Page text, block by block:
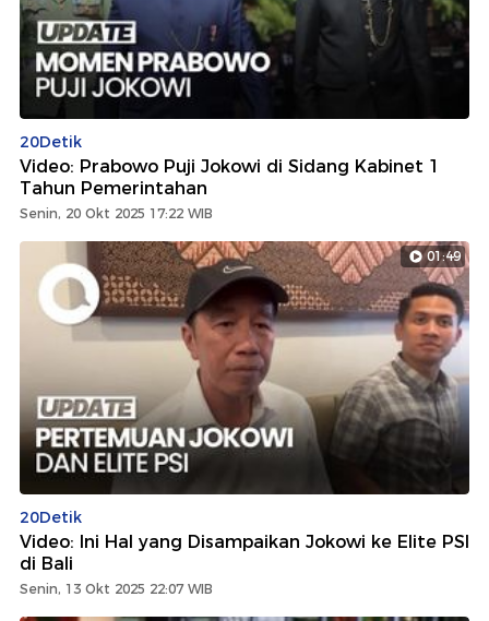
20Detik
Video: Prabowo Puji Jokowi di Sidang Kabinet 1
Tahun Pemerintahan
Senin, 20 Okt 2025 17:22 WIB
01:49
20Detik
Video: Ini Hal yang Disampaikan Jokowi ke Elite PSI
di Bali
Senin, 13 Okt 2025 22:07 WIB